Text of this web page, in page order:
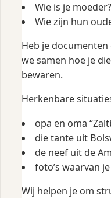
Wie is je moeder?
Wie zijn hun
Heb je documenten
we samen hoe je
bewaren.
Herkenbare
opa en oma
die tante uit
de neef uit de
foto’s waarvan
Wij helpen je om